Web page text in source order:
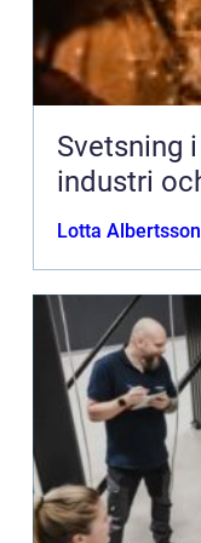
Svetsning
industri
Lotta Albertsson